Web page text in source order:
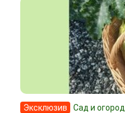
Эксклюзив Сад и огород